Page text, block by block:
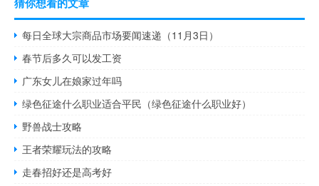
每日全球大宗商品市场要闻速递（11月3日）
春节后多久可以发工资
广东女儿在娘家过年吗
绿色征途什么职业适合平民（绿色征途什么职业好）
野兽战士攻略
王者荣耀玩法的攻略
走春招好还是高考好